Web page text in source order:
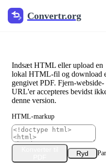
Convertr.org
HTML til PDF
Indsæt HTML eller upload en
lokal HTML-fil og download
gengivet PDF. Fjern-webside-
URL'er accepteres bevidst
denne version.
HTML-markup
Ryd